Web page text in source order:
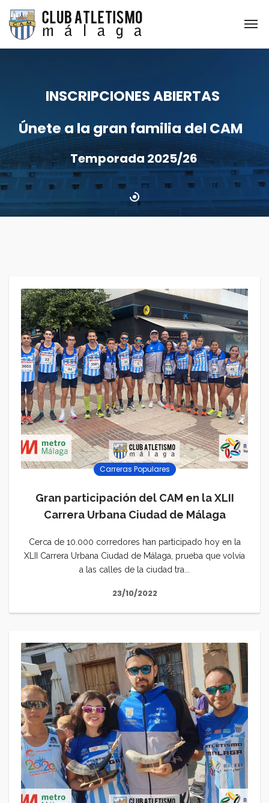
INSCRIPCIONES ABIERTAS
Temporada 2025/26
Únete a la gran familia del CAM
Carreras Populares
Gran participación del CAM en la XLII
Carrera Urbana Ciudad de Málaga
Cerca de 10.000 corredores han participado hoy en la
XLII Carrera Urbana Ciudad de Málaga, prueba que volvía
a las calles de la ciudad tra...
23/10/2022